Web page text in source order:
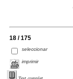
18 / 175
seleccionar
imprimir